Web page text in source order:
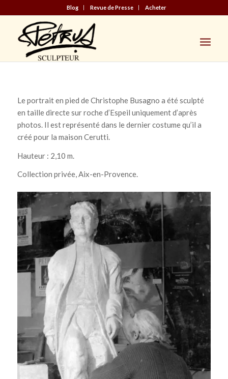
Blog Revue de Presse Acheter
Le portrait en pied de Christophe Busagno a été sculpté
en taille directe sur roche d’Espeil uniquement d’après
photos. Il est représenté dans le dernier costume qu’il a
créé pour la maison Cerutti.
Hauteur : 2,10 m.
Collection privée, Aix-en-Provence.